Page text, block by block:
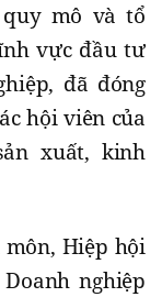
mô và tổ
vực đầu tư
đã đóng
hội viên của
xuất, kinh
môn, Hiệp hội
nghiệp